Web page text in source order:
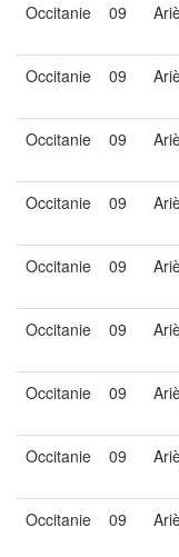
Occitanie 09
Occitanie 09
Occitanie 09
Occitanie 09
Occitanie 09
Occitanie 09
Occitanie 09
Occitanie 09
Occitanie 09